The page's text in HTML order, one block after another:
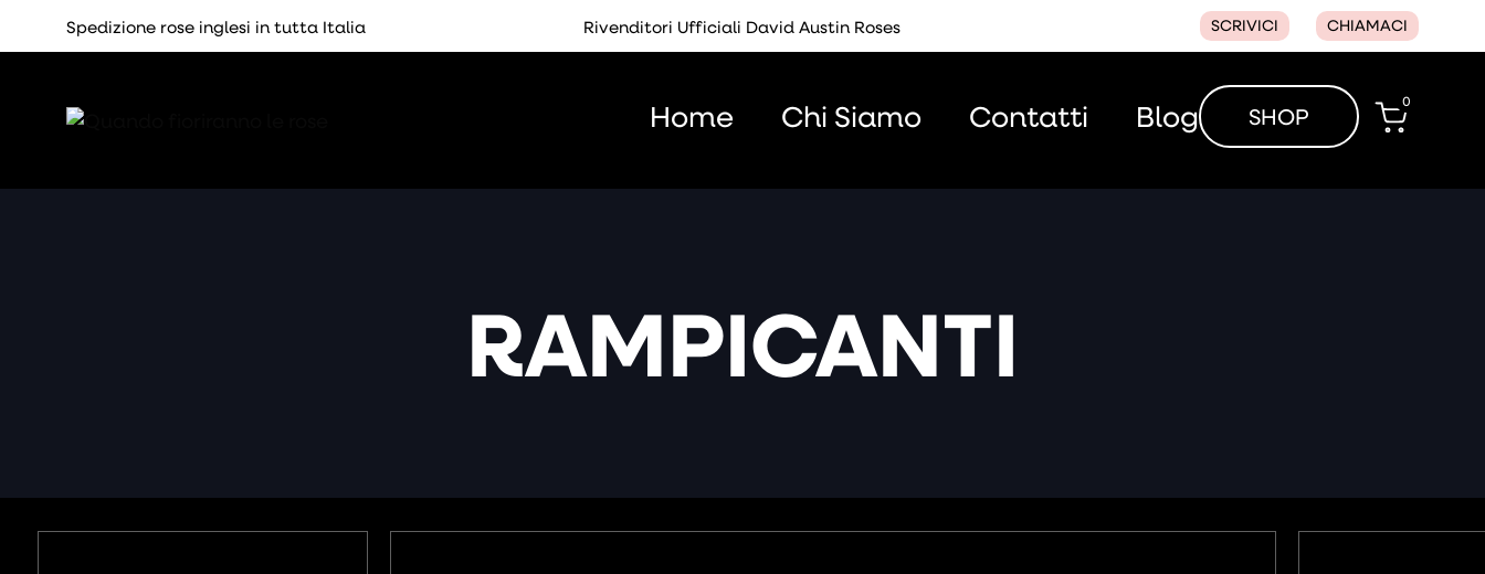
Spedizione rose inglesi in tutta Italia Rivenditori Ufficiali David Austin Roses SCRIVICI CHIAMACI
Home Chi Siamo Contatti Blog SHOP
0
RAMPICANTI